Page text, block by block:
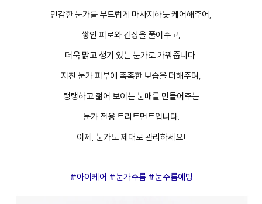
민감한 눈가를 부드럽게 마사지하듯 케어해주어,
쌓인 피로와 긴장을 풀어주고,
더욱 맑고 생기 있는 눈가로 가꿔줍니다.
지친 눈가 피부에 촉촉한 보습을 더해주며,
탱탱하고 젊어 보이는 눈매를 만들어주는
눈가 전용 트리트먼트입니다.
이제, 눈가도 제대로 관리하세요!
#아이케어 #눈가주름 #눈주름예방